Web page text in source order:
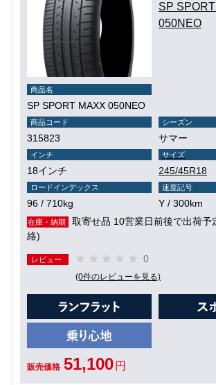
SP
050NEO
商品名
SP SPORT MAXX 050NEO
商品コード
315823
シーズン
サマー
インチ
18インチ
サイズ
245/45R18
ロードインデックス
96 / 710kg
速度記号
Y / 300km
在庫・納期
取寄せ品 10営業日前後で出荷予
絡)
レビュー 0
(0件のレビューを見る)
販売価格 51,100 円